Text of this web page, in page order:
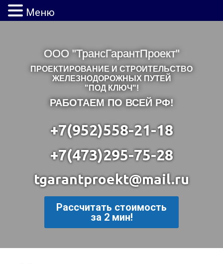
ООО "ТрансГарантПроект"
ПРОЕКТИРОВАНИЕ И СТРОИТЕЛЬСТВО
ЖЕЛЕЗНОДОРОЖНЫХ ПУТЕЙ
"ПОД КЛЮЧ"!
РАБОТАЕМ ПО ВСЕЙ РФ!
+7(952)558-21-18
+7(473)295-75-28
tgarantproekt@mail.ru
Рассчитать стоимость
за 2 мин!
Меню